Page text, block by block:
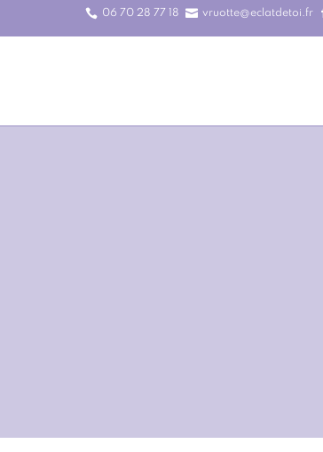
 06 70 28 77 18  vruotte@eclatdetoi.fr